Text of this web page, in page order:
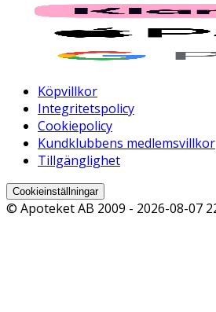
Köpvillkor
Integritetspolicy
Cookiepolicy
Kundklubbens medlemsvillkor
Tillgänglighet
Cookieinställningar
© Apoteket AB 2009 - 2026-08-07